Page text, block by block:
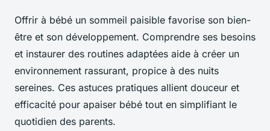
Offrir à bébé un sommeil paisible favorise son bien-
être et son développement. Comprendre ses besoins
et instaurer des routines adaptées aide à créer un
environnement rassurant, propice à des nuits
sereines. Ces astuces pratiques allient douceur et
efficacité pour apaiser bébé tout en simplifiant le
quotidien des parents.